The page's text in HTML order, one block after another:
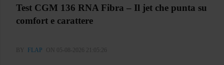
Test CGM 136 RNA Fibra – Il jet che punta su
comfort e carattere
BY FLAP ON 05-08-2026 21:05:26